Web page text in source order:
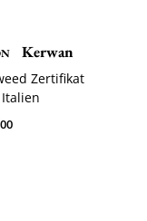
Kerwan
Zertifikat
00